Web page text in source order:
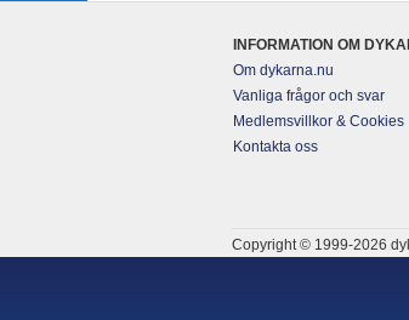
INFORMATION OM
Om dykarna.nu
Vanliga frågor och svar
Medlemsvillkor & Cookies
Kontakta oss
Copyright © 1999-2026